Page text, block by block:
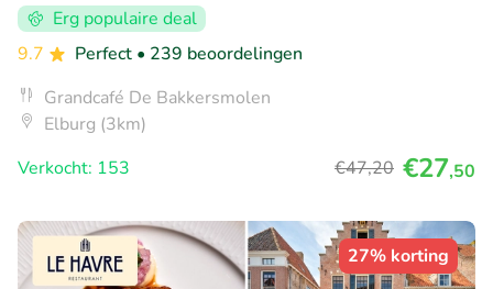
Erg populaire deal
9.7
Perfect • 239 beoordelingen
Grandcafé De Bakkersmolen
Elburg (3km)
Verkocht: 153
€47,20 €27,50
27% korting